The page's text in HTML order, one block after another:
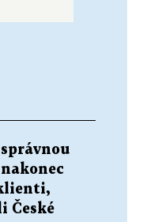
České